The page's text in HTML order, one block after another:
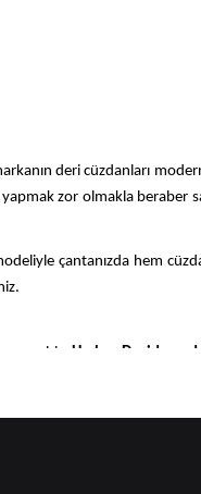
deri cüzdanları
zor olmakla beraber
çantanızda hem
sahipHarley Davidson